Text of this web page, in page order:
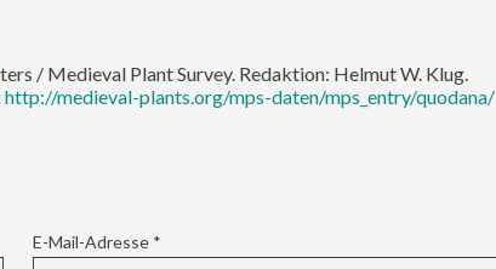
/ Medieval Plant Survey. Redaktion: Helmut W. Klug.
http://medieval-plants.org/mps-daten/mps_entry/quodana/
E-Mail-Adresse *